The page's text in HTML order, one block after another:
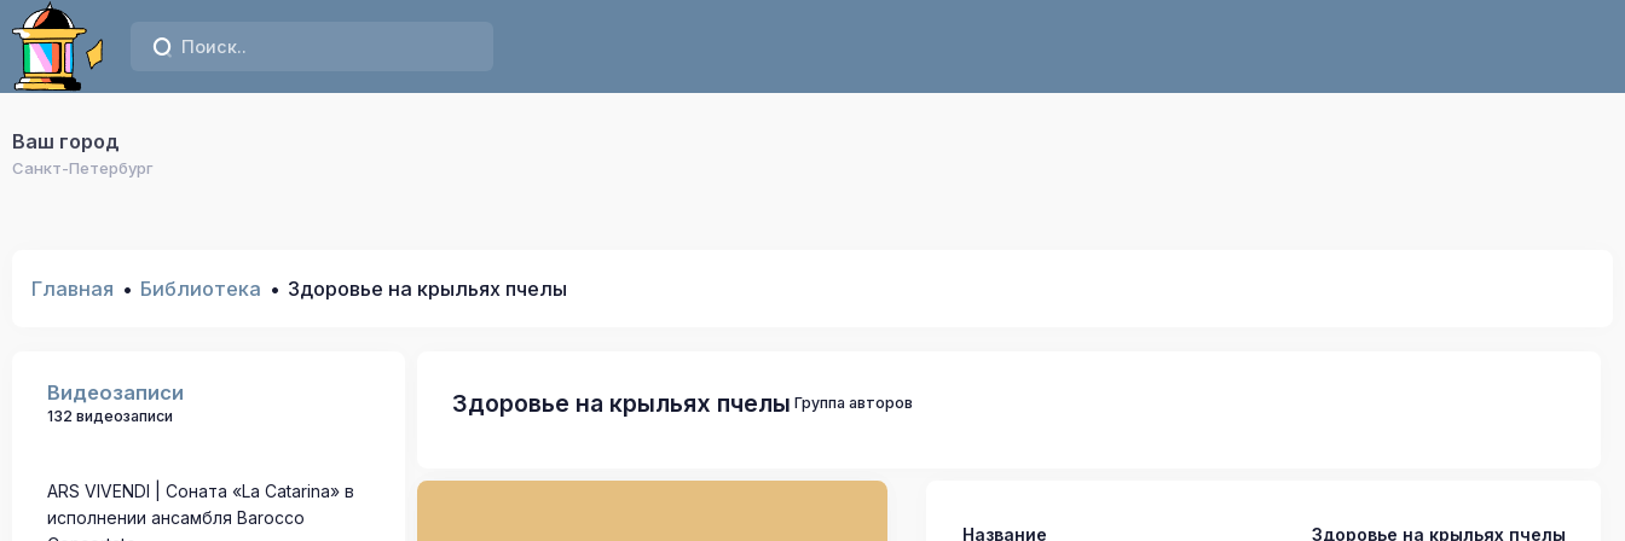
Ваш город
Санкт-Петербург
Главная Библиотека Здоровье на крыльях пчелы
Видеозаписи
132 видеозаписи
ARS VIVENDI | Соната «La Catarina» в
исполнении ансамбля Barocco
Здоровье на крыльях пчелы Группа авторов
Название Здоровье на крыльях пчелы